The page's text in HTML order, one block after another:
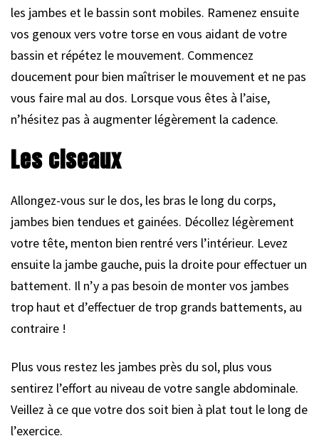
les jambes et le bassin sont mobiles. Ramenez ensuite
vos genoux vers votre torse en vous aidant de votre
bassin et répétez le mouvement. Commencez
doucement pour bien maîtriser le mouvement et ne pas
vous faire mal au dos. Lorsque vous êtes à l’aise,
n’hésitez pas à augmenter légèrement la cadence.
Les ciseaux
Allongez-vous sur le dos, les bras le long du corps,
jambes bien tendues et gainées. Décollez légèrement
votre tête, menton bien rentré vers l’intérieur. Levez
ensuite la jambe gauche, puis la droite pour effectuer un
battement. Il n’y a pas besoin de monter vos jambes
trop haut et d’effectuer de trop grands battements, au
contraire !
Plus vous restez les jambes près du sol, plus vous
sentirez l’effort au niveau de votre sangle abdominale.
Veillez à ce que votre dos soit bien à plat tout le long de
l’exercice.